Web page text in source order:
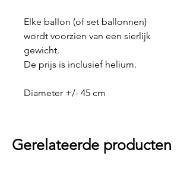
Elke ballon (of set ballonnen)
wordt voorzien van een sierlijk
gewicht.
De prijs is inclusief helium.
Diameter +/- 45 cm
Gerelateerde producten